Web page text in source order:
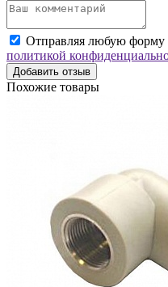
Отправляя любую форму
политикой
Добавить отзыв
Похожие товары